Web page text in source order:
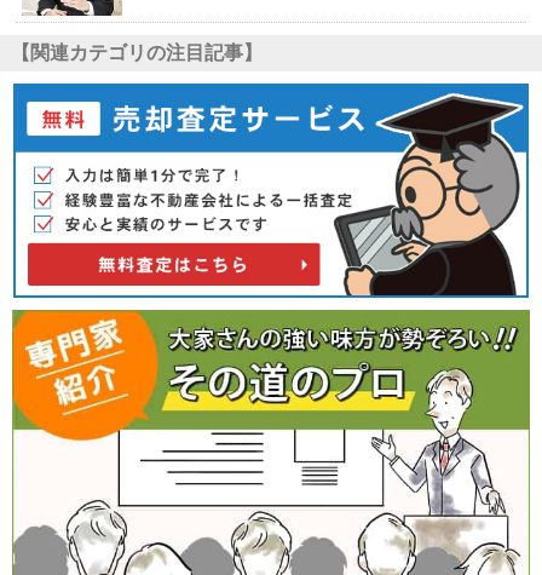
【関連カテゴリの注目記事】